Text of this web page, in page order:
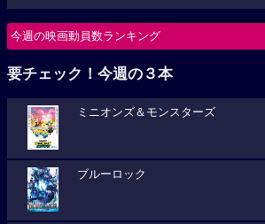
今週の映画動員数ランキング
要チェック！今週の３本
ミニオンズ＆モンスターズ
ブルーロック